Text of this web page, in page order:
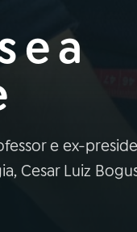
e a
e ex-
Cesar Luiz